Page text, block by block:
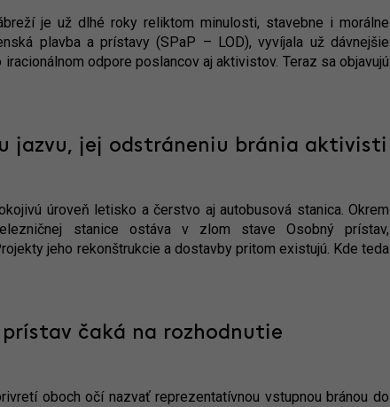
je už dlhé roky reliktom minulosti, stavebne i morálne
plavba a prístavy (SPaP – LOD), vyvíjala už dávnejšie
odpore poslancov aj aktivistov. Teraz sa objavujú
jazvu, jej odstráneniu bránia aktivisti
úroveň letisko a čerstvo aj autobusová stanica. Okrem
stanice ostáva v zlom stave Osobný prístav,
jeho rekonštrukcie a dostavby pritom existujú. Kde teda
čaká na rozhodnutie
oboch očí nazvať reprezentatívnou vstupnou bránou do